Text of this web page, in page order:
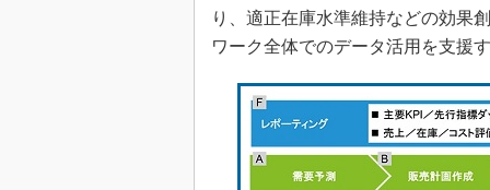
り、適正在庫水準維持などの効果
ワーク全体でのデータ活用を支援